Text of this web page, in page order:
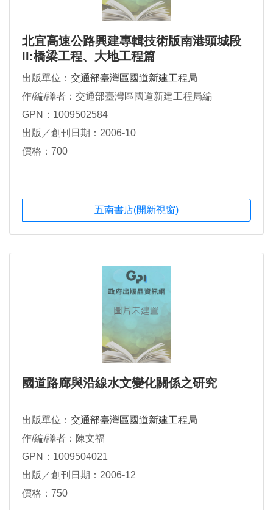
北宜高速公路興建專輯技術版南港頭城段
II:橋梁工程、大地工程篇
出版單位： 交通部臺灣區國道新建工程局
作/編/譯者：交通部臺灣區國道新建工程局編
GPN：1009502584
出版／創刊日期：2006-10
價格：700
五南書店(開新視窗)
國道路廊與沿線水文變化關係之研究
出版單位： 交通部臺灣區國道新建工程局
作/編/譯者：陳文福
GPN：1009504021
出版／創刊日期：2006-12
價格：750